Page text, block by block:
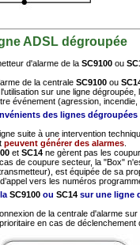
ADSL dégroupée
d'alarme de la SC9100 ou
de la centrale SC9100 ou
sur une ligne
événement (agression, incendie,
des lignes dégroupées
suite à une intervention
peuvent générer des alarmes
et SC14 ne gèrent pas les
de coupure secteur, la "Box"
est équipée de sa
vers les numéros
SC9100 ou SC14 sur une ligne
de la centrale d'alarme
en cas de déclenchement